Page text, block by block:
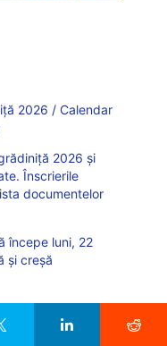
2026 / Calendar
2026 și
Înscrierile
documentelor
începe luni, 22
și creșă